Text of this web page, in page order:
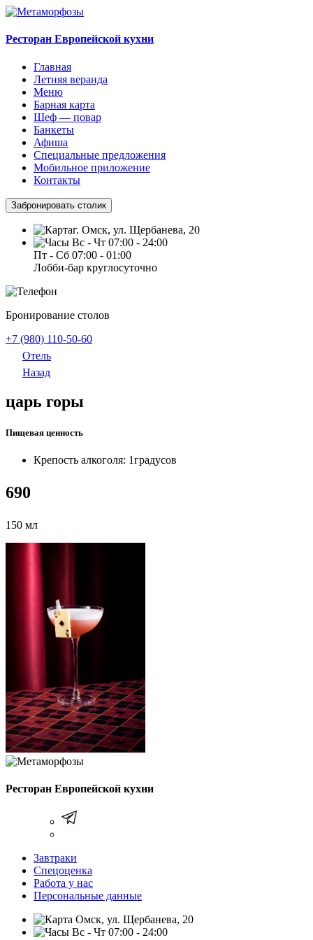
Ресторан Европейской кухни
Главная
Летняя веранда
Меню
Барная карта
Шеф — повар
Банкеты
Афиша
Специальные предложения
Мобильное приложение
Контакты
Забронировать столик
г. Омск, ул. Щербанева, 20
Вс - Чт 07:00 - 24:00
Пт - Сб 07:00 - 01:00
Лобби-бар круглосуточно
Бронирование столов
+7 (980) 110-50-60
Отель
Назад
царь горы
Пищевая ценность
Крепость алкоголя: 1градусов
690
150 мл
Ресторан Европейской кухни
Завтраки
Спецоценка
Работа у нас
Персональные данные
Омск, ул. Щербанева, 20
Вс - Чт 07:00 - 24:00